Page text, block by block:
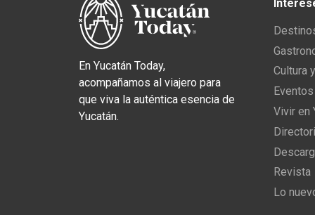
En Yucatán Today,
acompañamos al viajero para
que viva la auténtica esencia de
Yucatán.
Cultura
Vivir en
Revista
Lo